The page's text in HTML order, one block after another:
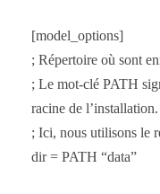
[model_options]
; Répertoire où sont
; Le mot-clé PATH
racine de l’installation.
; Ici, nous utilisons le
dir = PATH “data”